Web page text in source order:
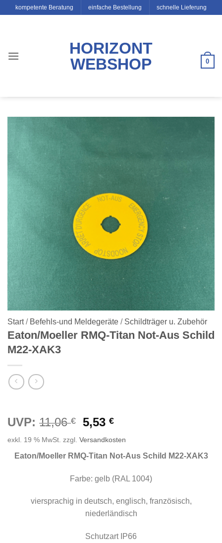
kompetente Beratung einfache Bestellung schnelle Lieferung
HORIZONT
WEBSHOP
0
Start / Befehls-und Meldegeräte / Schildträger u. Zubehör
Eaton/Moeller RMQ-Titan Not-Aus Schild
M22-XAK3
UVP: 11,06€
Ursprünglicher
war:
11,06 €
5,53€Aktueller
ist:
5,53 €.
exkl. 19 % MwSt. zzgl. Versandkosten
Eaton/Moeller RMQ-Titan Not-Aus Schild M22-XAK3
Farbe: gelb (RAL 1004)
viersprachig in deutsch, englisch, französisch,
niederländisch
Schutzart IP66